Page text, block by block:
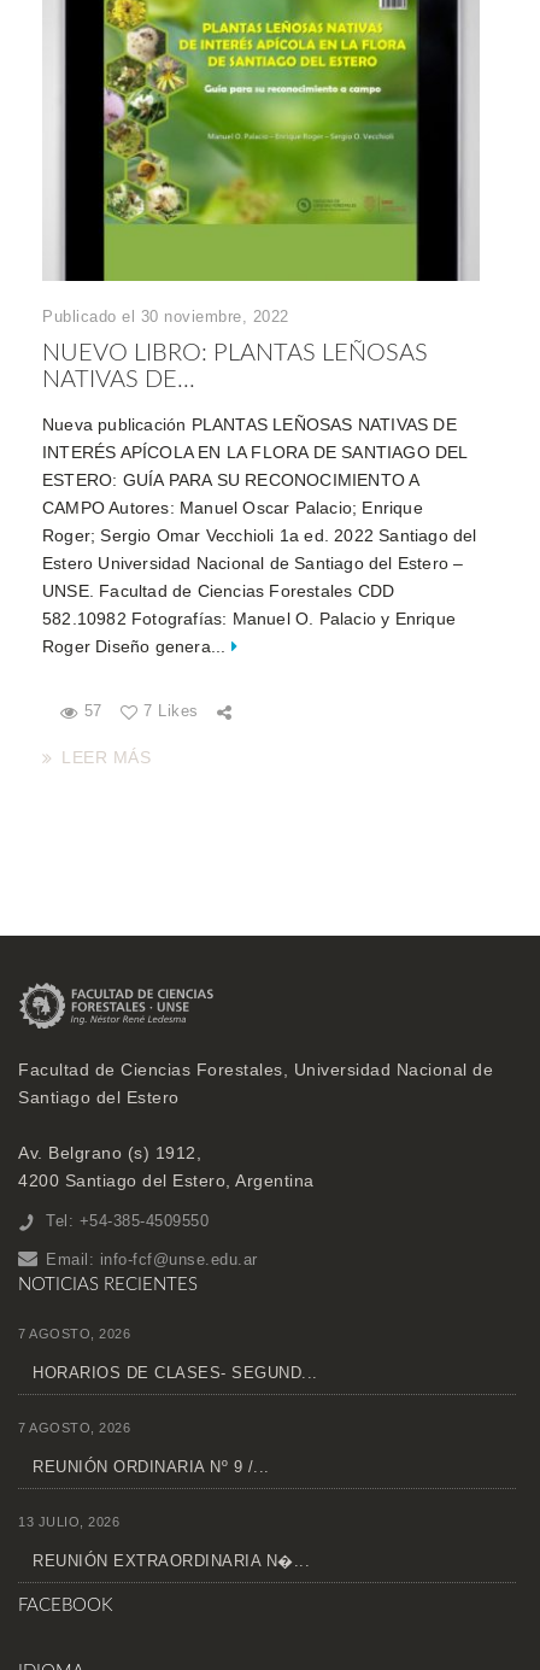
Publicado el 30 noviembre, 2022
NUEVO LIBRO: PLANTAS LEÑOSAS
NATIVAS DE...
Nueva publicación PLANTAS LEÑOSAS NATIVAS DE
INTERÉS APÍCOLA EN LA FLORA DE SANTIAGO DEL
ESTERO: GUÍA PARA SU RECONOCIMIENTO A
CAMPO Autores: Manuel Oscar Palacio; Enrique
Roger; Sergio Omar Vecchioli 1a ed. 2022 Santiago del
Estero Universidad Nacional de Santiago del Estero –
UNSE. Facultad de Ciencias Forestales CDD
582.10982 Fotografías: Manuel O. Palacio y Enrique
Roger Diseño genera...
57 7 Likes
LEER MÁS
Facultad de Ciencias Forestales, Universidad Nacional de
Santiago del Estero
Av. Belgrano (s) 1912,
4200 Santiago del Estero, Argentina
Tel: +54-385-4509550
Email: info-fcf@unse.edu.ar
NOTICIAS RECIENTES
7 AGOSTO, 2026
HORARIOS DE CLASES- SEGUND...
7 AGOSTO, 2026
REUNIÓN ORDINARIA Nº 9 /...
13 JULIO, 2026
REUNIÓN EXTRAORDINARIA N�...
FACEBOOK